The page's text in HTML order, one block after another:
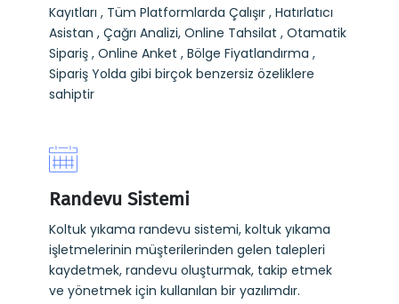
Kayıtları , Tüm Platformlarda Çalışır , Hatırlatıcı
Asistan , Çağrı Analizi, Online Tahsilat , Otamatik
Sipariş , Online Anket , Bölge Fiyatlandırma ,
Sipariş Yolda gibi birçok benzersiz özeliklere
sahiptir
Randevu Sistemi
Koltuk yıkama randevu sistemi, koltuk yıkama
işletmelerinin müşterilerinden gelen talepleri
kaydetmek, randevu oluşturmak, takip etmek
ve yönetmek için kullanılan bir yazılımdır.